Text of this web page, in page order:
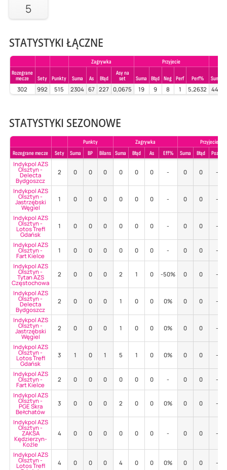
5
STATYSTYKI ŁĄCZNE
Zagrywka
Przyjecie
Rozegrane
mecze
Sety Punkty Suma As Błąd
Asy na
set
Suma Błąd Neg Perf Perf% Suma
302 992 515 2304 67 227 0,0675 19 9 8 1 5,2632 449
STATYSTYKI SEZONOWE
Punkty Zagrywka
Przyjecie
Rozegrane mecze
Sety Suma BP Bilans Suma Błąd As Eff% Suma Błąd Poz%
Indykpol AZS
Olsztyn -
Delecta
Bydgoszcz
2 0 0 0 0 0 0 - 0 0 -
Indykpol AZS
Olsztyn -
Jastrzębski
Węgiel
1 0 0 0 0 0 0 - 0 0 -
Indykpol AZS
Olsztyn -
Lotos Trefl
Gdańsk
1 0 0 0 0 0 0 - 0 0 -
Indykpol AZS
Olsztyn -
Fart Kielce
1 0 0 0 0 0 0 - 0 0 -
Indykpol AZS
Olsztyn -
Tytan AZS
Częstochowa
2 0 0 0 2 1 0 -50% 0 0 -
Indykpol AZS
Olsztyn -
Delecta
Bydgoszcz
2 0 0 0 1 0 0 0% 0 0 -
Indykpol AZS
Olsztyn -
Jastrzębski
Węgiel
2 0 0 0 1 0 0 0% 0 0 -
Indykpol AZS
Olsztyn -
Lotos Trefl
Gdańsk
3 1 0 1 5 1 0 0% 0 0 -
Indykpol AZS
Olsztyn -
Fart Kielce
2 0 0 0 0 0 0 - 0 0 -
Indykpol AZS
Olsztyn -
PGE Skra
Bełchatów
3 0 0 0 2 0 0 0% 0 0 -
Indykpol AZS
Olsztyn -
ZAKSA
Kędzierzyn-
Koźle
4 0 0 0 0 0 0 - 0 0 -
Indykpol AZS
Olsztyn -
Lotos Trefl 4 0 0 0 4 0 0 0% 0 0 -